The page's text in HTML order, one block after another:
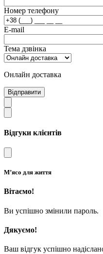
Номер телефону
E-mail
Тема дзвінка
Онлайн доставка
Відправити
Відгуки клієнтів
М’ясо для життя
Вітаємо!
Ви успішно змінили пароль.
Дякуємо!
Ваш відгук успішно